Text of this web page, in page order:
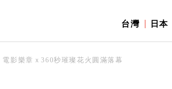
台灣 日本
影樂章ｘ360秒璀璨花火圓滿落幕